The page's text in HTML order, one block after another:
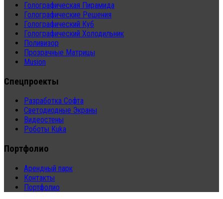
Голографическая Пирамида
Голографические Решения
Голографический Куб
Голографический Холодильник
Поливизор
Прозрачные Матрицы
Musion
Спецпроекты
Разработка Софта
Светодиодные Экраны
Видеостены
Роботы Kuka
Портфолио
Арендный парк
Контакты
Портфолио